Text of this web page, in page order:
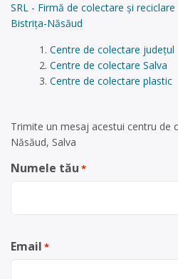
SRL - Firmă de colectare și
Bistrița-Năsăud
Centre de colectare
Centre de colectare Salva
Centre de colectare plastic
Trimite un mesaj acestui centru de
Năsăud, Salva
Numele tău *
Email *